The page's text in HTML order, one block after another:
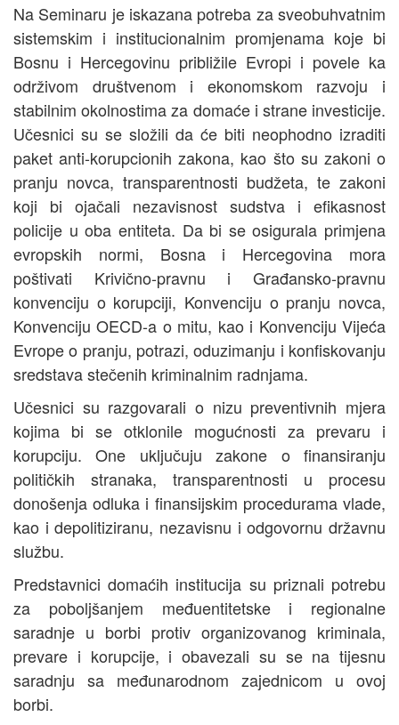
Na Seminaru je iskazana potreba za sveobuhvatnim
sistemskim i institucionalnim promjenama koje bi
Bosnu i Hercegovinu približile Evropi i povele ka
održivom društvenom i ekonomskom razvoju i
stabilnim okolnostima za domaće i strane investicije.
Učesnici su se složili da će biti neophodno izraditi
paket anti-korupcionih zakona, kao što su zakoni o
pranju novca, transparentnosti budžeta, te zakoni
koji bi ojačali nezavisnost sudstva i efikasnost
policije u oba entiteta. Da bi se osigurala primjena
evropskih normi, Bosna i Hercegovina mora
poštivati Krivično-pravnu i Građansko-pravnu
konvenciju o korupciji, Konvenciju o pranju novca,
Konvenciju OECD-a o mitu, kao i Konvenciju Vijeća
Evrope o pranju, potrazi, oduzimanju i konfiskovanju
sredstava stečenih kriminalnim radnjama.
Učesnici su razgovarali o nizu preventivnih mjera
kojima bi se otklonile mogućnosti za prevaru i
korupciju. One uključuju zakone o finansiranju
političkih stranaka, transparentnosti u procesu
donošenja odluka i finansijskim procedurama vlade,
kao i depolitiziranu, nezavisnu i odgovornu državnu
službu.
Predstavnici domaćih institucija su priznali potrebu
za poboljšanjem međuentitetske i regionalne
saradnje u borbi protiv organizovanog kriminala,
prevare i korupcije, i obavezali su se na tijesnu
saradnju sa međunarodnom zajednicom u ovoj
borbi.